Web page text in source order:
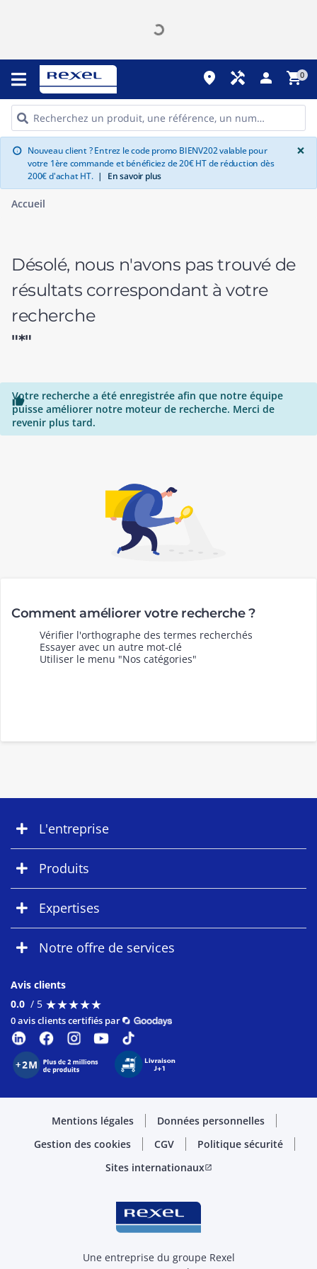
place handyman person shopping_cart0
info Nouveau client ? Entrez le code promo BIENV202 valable pour
votre 1ère commande et bénéficiez de 20€ HT de réduction dès
200€ d'achat HT. | En savoir plus
×
Accueil
Désolé, nous n'avons pas trouvé de
résultats correspondant à votre
recherche
"*"

Votre recherche a été enregistrée afin que notre équipe
puisse améliorer notre moteur de recherche. Merci de
revenir plus tard.
Comment améliorer votre recherche ?
Vérifier l'orthographe des termes recherchés
Essayer avec un autre mot-clé
Utiliser le menu "Nos catégories"
L'entreprise
Produits
Expertises
Notre offre de services
Avis clients
0.0 / 5 ★★★★★
★★★★★
0 avis clients certifiés par
Mentions légales
Données personnelles
Gestion des cookies
CGV
Politique sécurité
Sites internationauxopen_in_new
Une entreprise du groupe Rexel